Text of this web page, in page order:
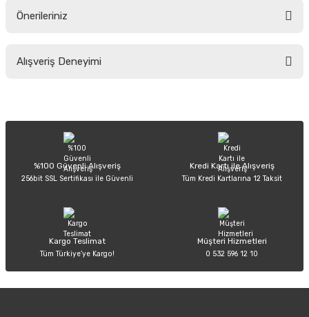
Önerileriniz
yetersiz gördüğünüz noktaları öneri formunu kullanarak tarafımıza
Ürün açıklamasında eksik bilgiler bulunuyor.
Ürün bilgilerinde hatalar bulunuyor.
Ürün fiyatı diğer sitelerden daha pahalı.
Alışveriş Deneyimi
Sitemize ilk yorumu siz yapın!
%100 Güvenli Alışveriş
256bit SSL Sertifikası ile Güvenli
Kredi Kartı ile Alışveriş
Tüm Kredi Kartlarına 12 Taksit
Kargo Teslimat
Tüm Türkiye’ye Kargo!
Müşteri Hizmetleri
0 532 596 12 10